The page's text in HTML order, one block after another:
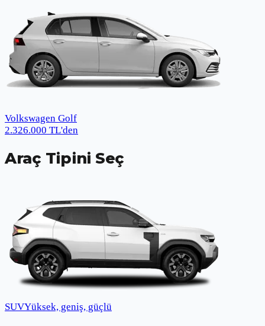
Volkswagen Golf
2.326.000 TL'den
Araç Tipini Seç
SUVYüksek, geniş, güçlü